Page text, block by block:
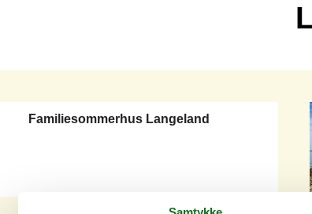
Familiesommerhus Langeland